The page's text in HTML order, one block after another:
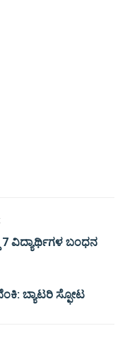
7 ವಿದ್ಯಾರ್ಥಿಗಳ ಬಂಧನ
ಬೆಂಕಿ: ಬ್ಯಾಟರಿ ಸ್ಫೋಟ